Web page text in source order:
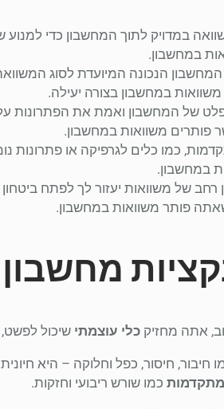
במדויק לתוך המחשבון כדי למנוע
במחשבון.
הנכונה המיועדת לסוג
במחשבון בצורה יעילה.
של המחשבון ואמת את הפתרונות
פותרים משוואות במחשבון.
כמו כלים לגרפיקה או פתרונות
במחשבון.
רחב של משוואות יעזור לך לפתח
פותר משוואות במחשבון.
מחשבון
אתה מחזיק כלי עוצמתי שיכול
חיבור, חיסור, כפל וחלוקה – היא
מתקדמות כמו שורש ריבועי וחזקות.